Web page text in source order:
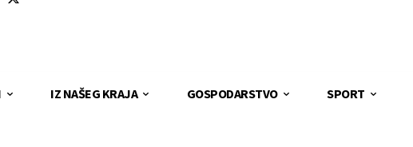
IZ NAŠEG KRAJA GOSPODARSTVO SPORT